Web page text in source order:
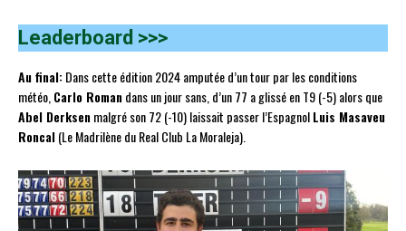
Leaderboard >>>
Au final:Dans cette édition 2024 amputée d’un tour par les conditions
météo, Carlo Romandans un jour sans, d’un 77 a glissé en T9 (-5) alors que
Abel Derksenmalgré son 72 (-10) laissait passer l’EspagnolLuis Masaveu
Roncal(Le Madrilène du Real Club La Moraleja).